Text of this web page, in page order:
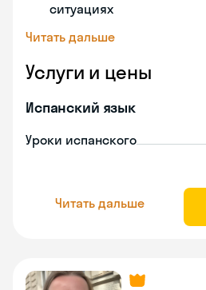
ситуациях
Читать дальше
Услуги и цены
Испанский язык
Уроки испанского
Читать дальше